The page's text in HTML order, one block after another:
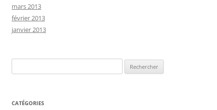
mars 2013
février 2013
janvier 2013
CATÉGORIES